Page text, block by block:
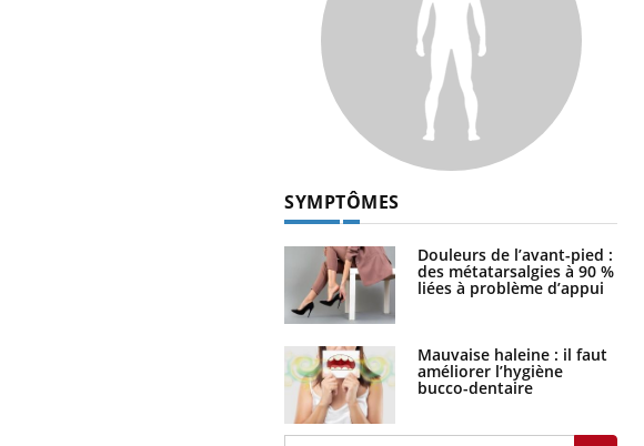
SYMPTÔMES
Douleurs de l’avant-pied :
des métatarsalgies à 90 %
liées à problème d’appui
Mauvaise haleine : il faut
améliorer l’hygiène
bucco-dentaire